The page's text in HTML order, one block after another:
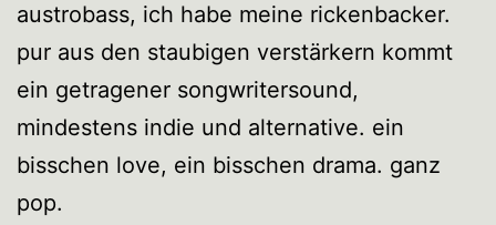
austrobass, ich habe meine rickenbacker.
pur aus den staubigen verstärkern kommt
ein getragener songwritersound,
mindestens indie und alternative. ein
bisschen love, ein bisschen drama. ganz
pop.